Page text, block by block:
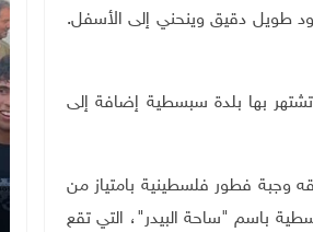
طويل دقيق وينحني إلى الأسفل.
تشتهر بها بلدة سبسطية إضافة إلى
وجبة فطور فلسطينية بامتياز من
باسم "ساحة البيدر"، التي تقع